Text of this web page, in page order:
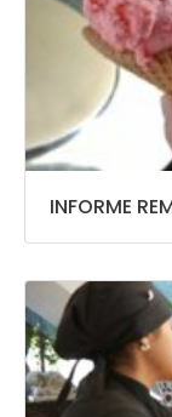
INFORME